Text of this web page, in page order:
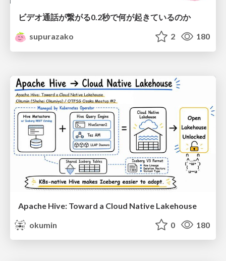
ビデオ通話が繋がる0.2秒で何が起きているのか
supurazako
2 180
Apache Hive: Toward a Cloud Native Lakehouse
okumin
0 180